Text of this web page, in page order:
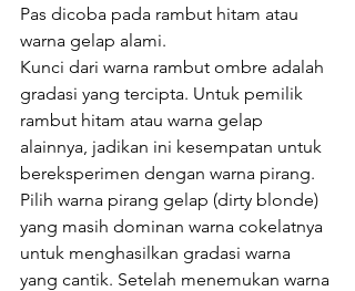
Pas dicoba pada rambut hitam atau
warna gelap alami.
Kunci dari warna rambut ombre adalah
gradasi yang tercipta. Untuk pemilik
rambut hitam atau warna gelap
alainnya, jadikan ini kesempatan untuk
bereksperimen dengan warna pirang.
Pilih warna pirang gelap (dirty blonde)
yang masih dominan warna cokelatnya
untuk menghasilkan gradasi warna
yang cantik. Setelah menemukan warna